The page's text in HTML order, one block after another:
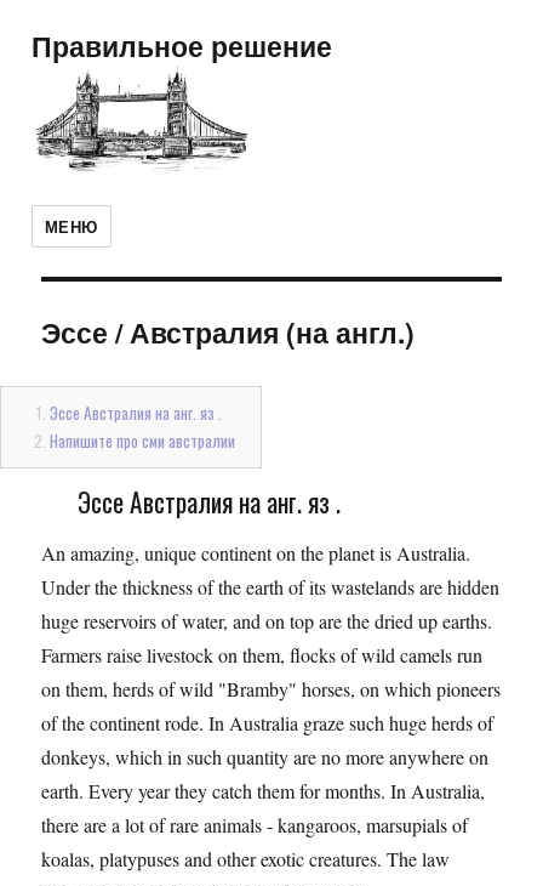
Правильное решение
МЕНЮ
Эссе/Австралия (на англ.)
Эссе Австралия на анг. яз .
Напишите про сми австралии
Эссе Австралия на анг. яз .
An amazing, unique continent on the planet is Australia.
Under the thickness of the earth of its wastelands are hidden
huge reservoirs of water, and on top are the dried up earths.
Farmers raise livestock on them, flocks of wild camels run
on them, herds of wild "Bramby" horses, on which pioneers
of the continent rode. In Australia graze such huge herds of
donkeys, which in such quantity are no more anywhere on
earth. Every year they catch them for months. In Australia,
there are a lot of rare animals - kangaroos, marsupials of
koalas, platypuses and other exotic creatures. The law